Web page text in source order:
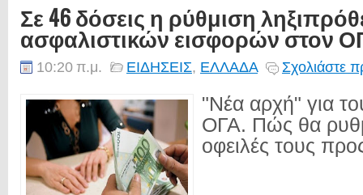
Σε 46 δόσεις η ρύθμιση
ασφαλιστικών εισφορών στον
10:20 π.μ. ΕΙΔΗΣΕΙΣ, ΕΛΛΑΔΑ Σχολιάστε
"Νέα αρχή" για
ΟΓΑ. Πώς θα
οφειλές τους